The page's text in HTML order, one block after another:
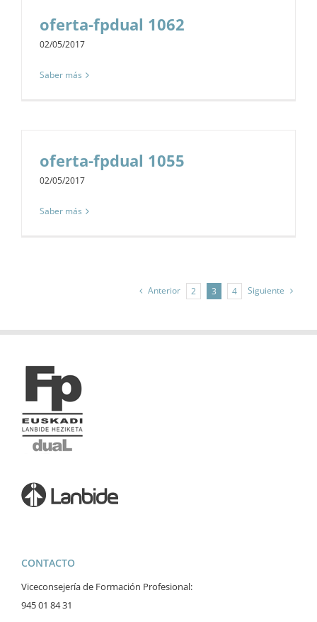
oferta-fpdual 1062
02/05/2017
Saber más
oferta-fpdual 1055
02/05/2017
Saber más
Anterior 2 3 4 Siguiente
CONTACTO
Viceconsejería de Formación Profesional:
945 01 84 31